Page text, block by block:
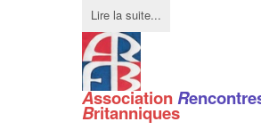
Lire la suite...
AssociationR
Britanniques